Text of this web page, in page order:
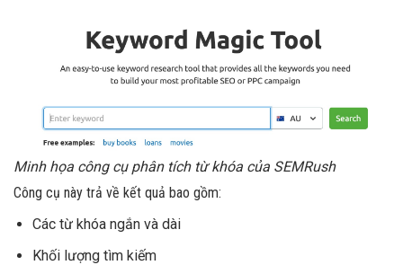
Minh họa công cụ phân tích từ khóa của SEMRush
Công cụ này trả về kết quả bao gồm:
Các từ ​​khóa ngắn và dài
Khối lượng tìm kiếm